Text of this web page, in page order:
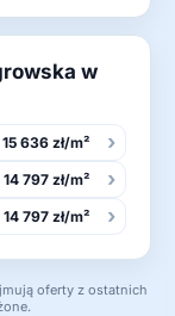
w
15 636 zł/m² ›
14 797 zł/m² ›
14 797 zł/m² ›
oferty z ostatnich